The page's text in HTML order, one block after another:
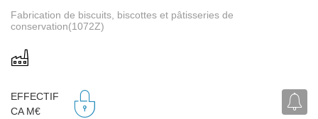
Fabrication de biscuits, biscottes et pâtisseries de
conservation(1072Z)
EFFECTIF
CA M€